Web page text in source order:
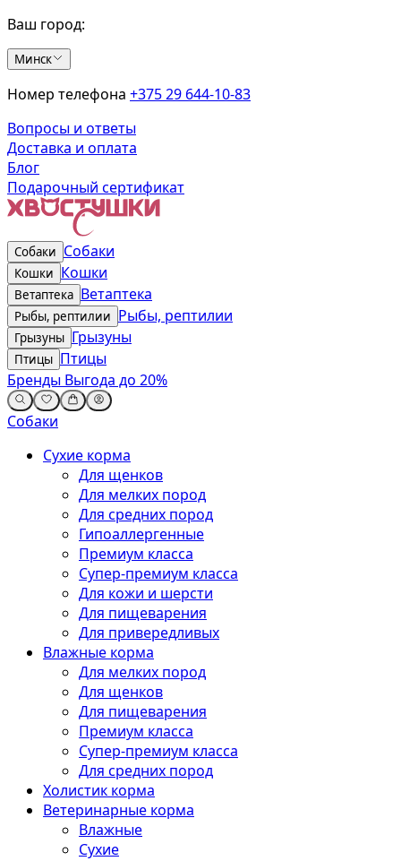
Ваш город:
Минск
Номер телефона +375 29 644-10-83
Вопросы и ответы
Доставка и оплата
Блог
Подарочный сертификат
Собаки Собаки
Кошки Кошки
Ветаптека Ветаптека
Рыбы, рептилии Рыбы, рептилии
Грызуны Грызуны
Птицы Птицы
Бренды Выгода до 20%
Собаки
Сухие корма
Для щенков
Для мелких пород
Для средних пород
Гипоаллергенные
Премиум класса
Супер-премиум класса
Для кожи и шерсти
Для пищеварения
Для привередливых
Влажные корма
Для мелких пород
Для щенков
Для пищеварения
Премиум класса
Супер-премиум класса
Для средних пород
Холистик корма
Ветеринарные корма
Влажные
Сухие